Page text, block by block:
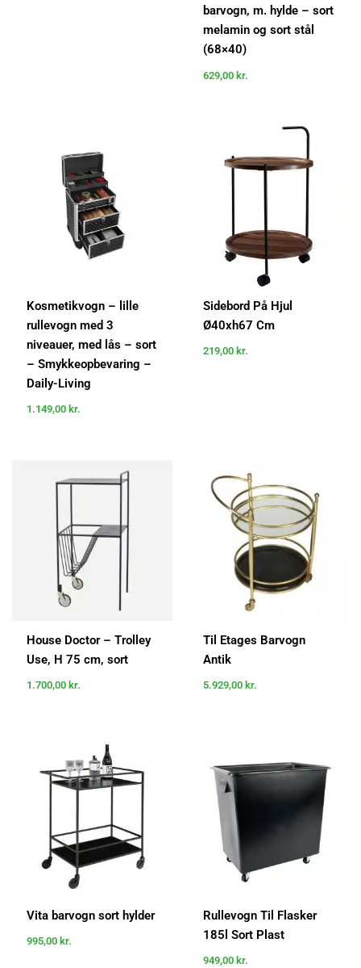
barvogn, m. hylde – sort
melamin og sort stål
(68×40)
629,00 kr.
Kosmetikvogn – lille
rullevogn med 3
niveauer, med lås – sort
– Smykkeopbevaring –
Daily-Living
1.149,00 kr.
Sidebord På Hjul
Ø40xh67 Cm
219,00 kr.
House Doctor – Trolley
Use, H 75 cm, sort
1.700,00 kr.
Til Etages Barvogn
Antik
5.929,00 kr.
Vita barvogn sort hylder
995,00 kr.
Rullevogn Til Flasker
185l Sort Plast
949,00 kr.